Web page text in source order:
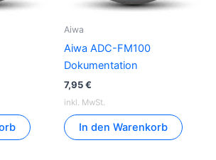
Aiwa
Aiwa ADC-FM100
Dokumentation
7,95€
inkl. MwSt.
In den Warenkorb